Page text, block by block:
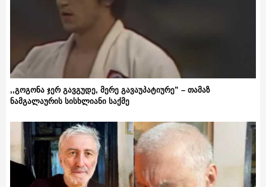
,,გოგონა ჯერ გავგუდე, მერე გავაუპატიურე” – თამაზ
ნამგალაურის სისხლიანი საქმე